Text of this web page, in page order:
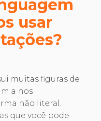
usar
muitas figuras de
a nos
não literal.
que você pode